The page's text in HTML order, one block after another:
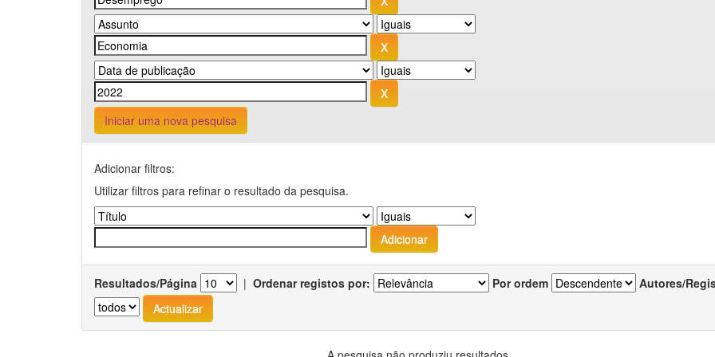
Iniciar uma nova pesquisa
Adicionar filtros:
Utilizar filtros para refinar o resultado da pesquisa.
Resultados/Página | Ordenar registos por: Por ordem Autores/